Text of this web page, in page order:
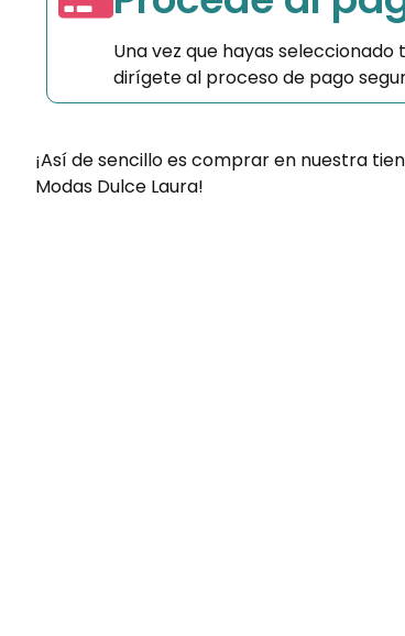
Una vez que hayas
dirígete al proceso de pago
¡Así de sencillo es comprar en nuestra
Modas Dulce Laura!